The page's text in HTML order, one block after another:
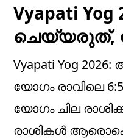
Vyapati
ചെയ്യരുത്,
Vyapati Yog
യോഗം രാവിലെ
യോഗം ചില
രാശികൾ